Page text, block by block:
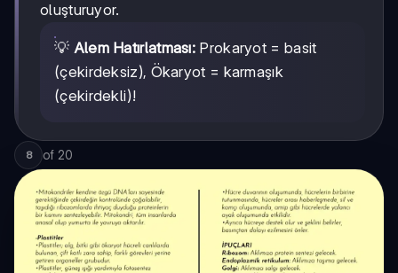
oluşturuyor.
💡 Alem Hatırlatması: Prokaryot = basit
(çekirdeksiz), Ökaryot = karmaşık
(çekirdekli)!
8 of 20